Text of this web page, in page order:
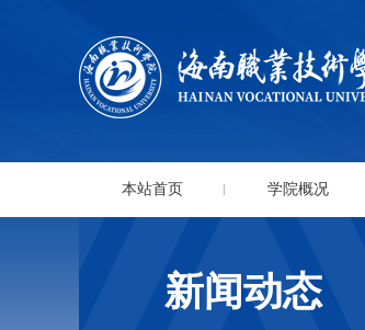
本站首页 学院概况
新闻动态